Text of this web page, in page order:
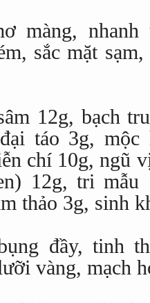
màng,
sắc mặt
12g, bạch
táo 3g, mộc
chí 10g, ngũ
12g, tri
thảo 3g, sinh
đầy, tinh
vàng, mạch